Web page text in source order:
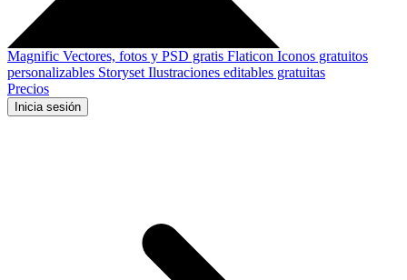
Magnific Vectores, fotos y PSD gratis Flaticon Iconos gratuitos
personalizables Storyset Ilustraciones editables gratuitas
Precios
Inicia sesión